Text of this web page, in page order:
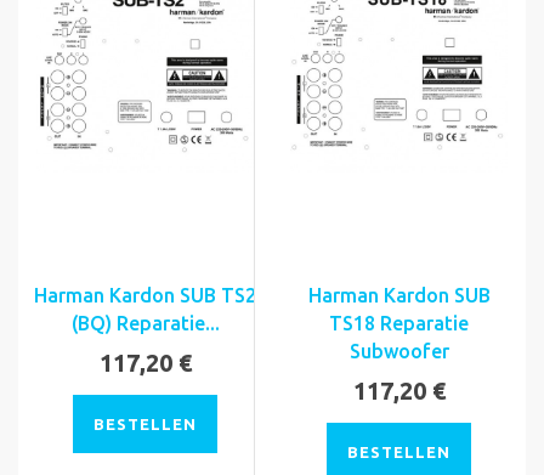
Harman Kardon SUB TS2
(BQ) Reparatie...
117,20 €
BESTELLEN
Harman Kardon SUB
TS18 Reparatie
Subwoofer
117,20 €
BESTELLEN